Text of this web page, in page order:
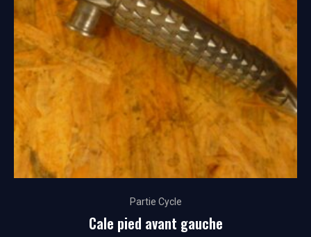
Partie Cycle
Cale pied avant gauche